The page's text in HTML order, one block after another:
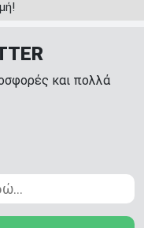
και πολλά